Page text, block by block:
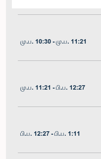
மு.ப. 10:30 - மு.ப. 11:21
மு.ப. 11:21 - பி.ப. 12:27
பி.ப. 12:27 - பி.ப. 1:11